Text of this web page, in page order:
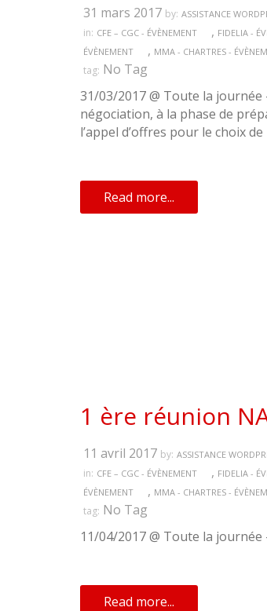
31 mars 2017 by: ASSISTANCE
in: CFE – CGC - ÉVÈNEMENT , FIDELIA -
ÉVÈNEMENT
, MMA - CHARTRES -
tag: No Tag
31/03/2017 @ Toute la
négociation, à la phase de
l’appel d’offres pour le choix
Read more...
1 ère réunion
11 avril 2017 by: ASSISTANCE
in: CFE – CGC - ÉVÈNEMENT , FIDELIA -
ÉVÈNEMENT
, MMA - CHARTRES -
tag: No Tag
11/04/2017 @ Toute la
Read more...